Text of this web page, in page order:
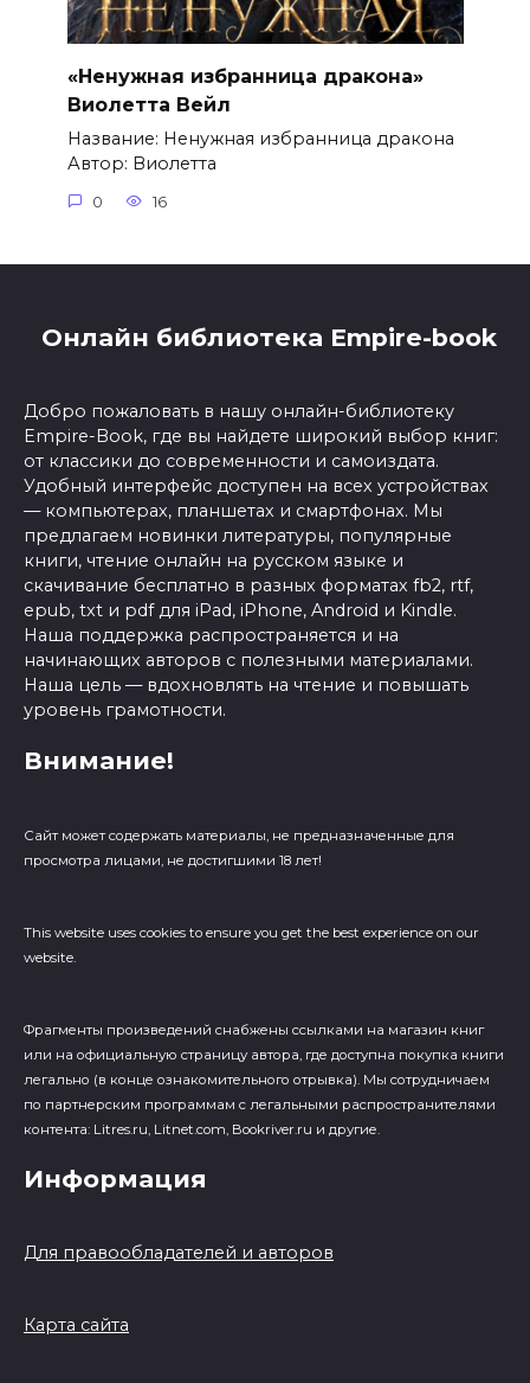
«Ненужная избранница дракона»
Виолетта Вейл
Название: Ненужная избранница дракона
Автор: Виолетта
0 16
Онлайн библиотека Empire-book
Добро пожаловать в нашу онлайн-библиотеку
Empire-Book, где вы найдете широкий выбор книг:
от классики до современности и самоиздата.
Удобный интерфейс доступен на всех устройствах
— компьютерах, планшетах и смартфонах. Мы
предлагаем новинки литературы, популярные
книги, чтение онлайн на русском языке и
скачивание бесплатно в разных форматах fb2, rtf,
epub, txt и pdf для iPad, iPhone, Android и Kindle.
Наша поддержка распространяется и на
начинающих авторов с полезными материалами.
Наша цель — вдохновлять на чтение и повышать
уровень грамотности.
Внимание!
Сайт может содержать материалы, не предназначенные для
просмотра лицами, не достигшими 18 лет!
This website uses cookies to ensure you get the best experience on our
website.
Фрагменты произведений cнабжены ссылками на магазин книг
или на официальную страницу автора, где доступна покупка книги
легально (в конце ознакомительного отрывка). Мы сотрудничаем
по партнерским программам с легальными распространителями
контента: Litres.ru, Litnet.com, Bookriver.ru и другие.
Информация
Для правообладателей и авторов
Карта сайта